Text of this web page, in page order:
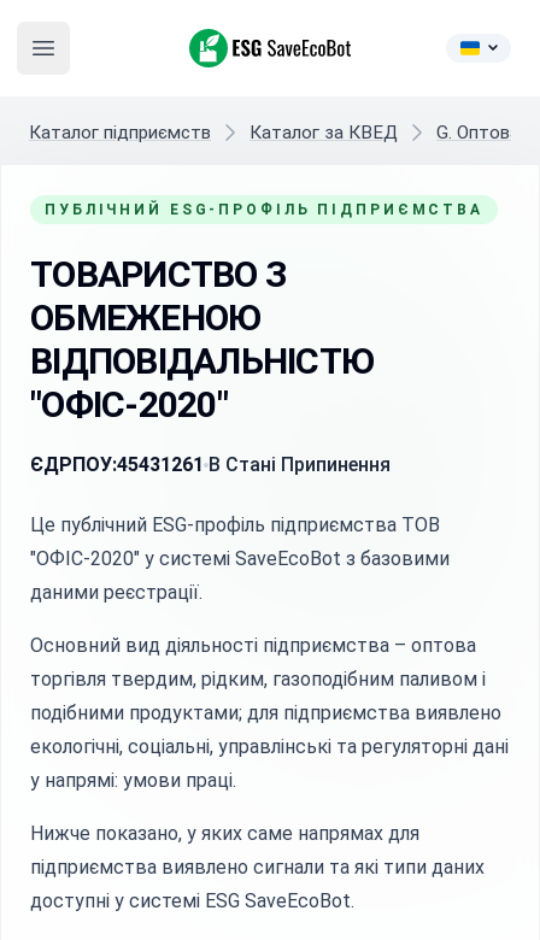
Open main menu
ESG SaveEcoBot
Каталог підприємств Каталог за КВЕД G. Оптова
ПУБЛІЧНИЙ ESG-ПРОФІЛЬ ПІДПРИЄМСТВА
ТОВАРИСТВО З
ОБМЕЖЕНОЮ
ВІДПОВІДАЛЬНІСТЮ
"ОФІС-2020"
ЄДРПОУ:45431261 В Стані Припинення
Це публічний ESG-профіль підприємства ТОВ
"ОФІС-2020" у системі SaveEcoBot з базовими
даними реєстрації.
Основний вид діяльності підприємства – оптова
торгівля твердим, рідким, газоподібним паливом і
подібними продуктами; для підприємства виявлено
екологічні, соціальні, управлінські та регуляторні дані
у напрямі: умови праці.
Нижче показано, у яких саме напрямах для
підприємства виявлено сигнали та які типи даних
доступні у системі ESG SaveEcoBot.